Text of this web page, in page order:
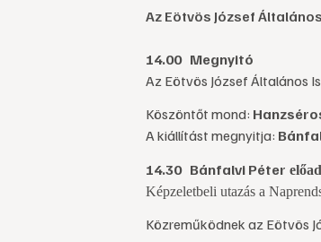
Az Eötvös József
14.00 Megnyitó
Az Eötvös József Általános
Köszöntőt mond:
A kiállítást megnyitja:
14.30 Bánfalvi Péter
Képzeletbeli utazás a
Közreműködnek az Eötvös